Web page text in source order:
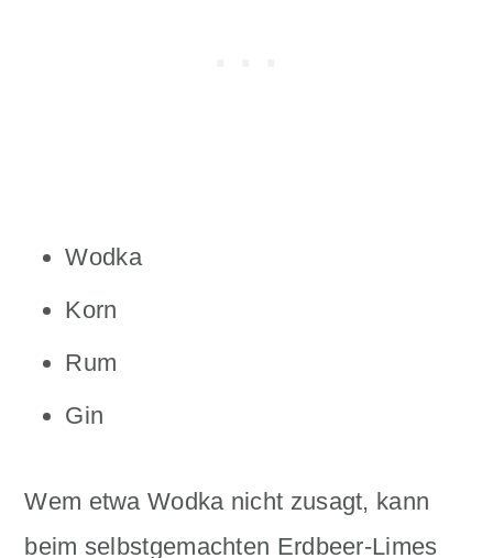
Wodka
Korn
Rum
Gin
Wem etwa Wodka nicht zusagt, kann
beim selbstgemachten Erdbeer-Limes